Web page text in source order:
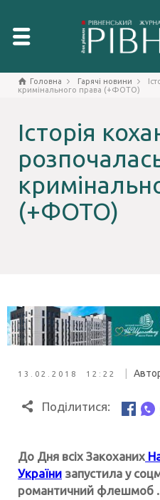
Головна Гарячі новини
кримінального права (+ФОТО)
Історія
(+ФОТО)
13.02.2018 12:22
Поділитися:
До Дня всіх Закоханих
України запустила у
романтичний флешмоб .